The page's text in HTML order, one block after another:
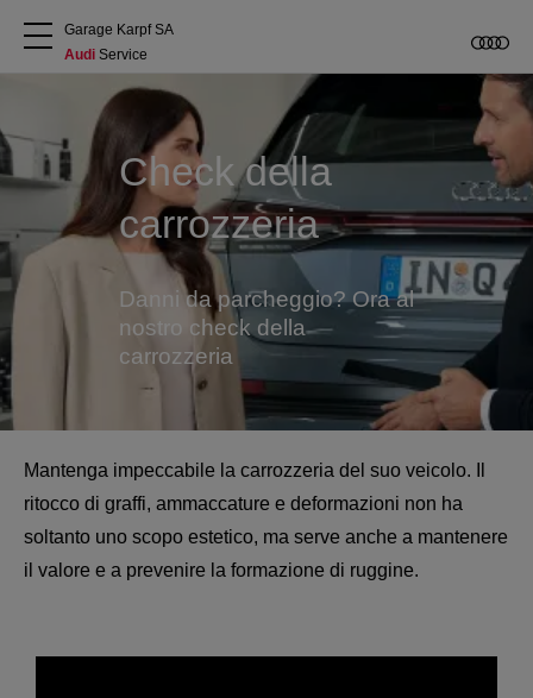
Chi siamo
Acquistare Audi
Service
Accessori Originali Audi
Clienti commerciali
Garage Karpf SA
Audi Service
Check della
carrozzeria
Danni da parcheggio? Ora al
nostro check della
carrozzeria
Mantenga impeccabile la carrozzeria del suo veicolo. Il
ritocco di graffi, ammaccature e deformazioni non ha
soltanto uno scopo estetico, ma serve anche a mantenere
il valore e a prevenire la formazione di ruggine.